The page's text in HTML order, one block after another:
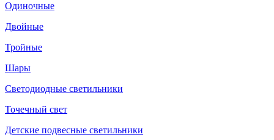
Одиночные
Двойные
Тройные
Шары
Светодиодные светильники
Точечный свет
Детские подвесные светильники